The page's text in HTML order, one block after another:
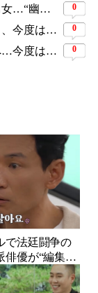
遺体が埋まった場所でなぜか出会う男女…“幽霊の証言”で事件を解く『恋は命がけ』がNetflix世界2位 0
税金14億円を全額納付したチャ・ウヌ、今度は軍服姿で登場…鍛え上げた上半身に驚きの声 0
奨学金に支えられた少年が人気俳優へ…今度は子どもたちに総額5,000万円を寄付 0
で法廷闘争の
優が“編集な
場、予告映像